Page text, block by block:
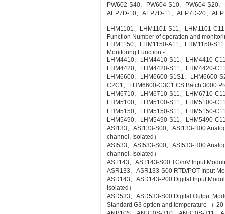
PW602-S40、PW604-S10、PW604-S20
AEP7D-10、AEP7D-11、AEP7D-20、
LHM1101、LHM1101-S11、LHM1101-
Function Number of operation and
LHM1150、LHM1150-A11、LHM1150-
Monitoring Function -
LHM4410、LHM4410-S11、LHM4410-
LHM4420、LHM4420-S11、LHM4420-
LHM6600、LHM6600-S1S1、LHM6600-
C2C1、LHM6600-C3C1 CS Batch 3000
LHM6710、LHM6710-S11、LHM6710-
LHM5100、LHM5100-S11、LHM5100-
LHM5150、LHM5150-S11、LHM5150-
LHM5490、LHM5490-S11、LHM5490-
ASI133、ASI133-S00、ASI133-H00
channel, Isolated）
ASI533、ASI533-S00、ASI533-H00
channel, Isolated）
AST143、AST143-S00 TC/mV Input
ASR133、ASR133-S00 RTD/POT Input
ASD143、ASD143-P00 Digital Input
Isolated）
ASD533、ASD533-S00 Digital Output
Standard G3 option and temperature （-20